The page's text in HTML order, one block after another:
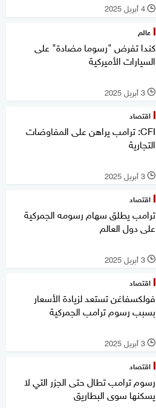
l 4 أبريل 2025
عالم
كندا تفرض "رسوما مضادة" على
السيارات الأميركية
l 3 أبريل 2025
اقتصاد
CFI: ترامب يراهن على المفاوضات
التجارية
l 3 أبريل 2025
اقتصاد
ترامب يطلق سهام رسومه الجمركية
على دول العالم
l 3 أبريل 2025
اقتصاد
فولكسفاغن تستعد لزيادة الأسعار
بسبب رسوم ترامب الجمركية
l 3 أبريل 2025
اقتصاد
رسوم ترامب تطال حتى الجزر التي لا
يسكنها سوى البطاريق